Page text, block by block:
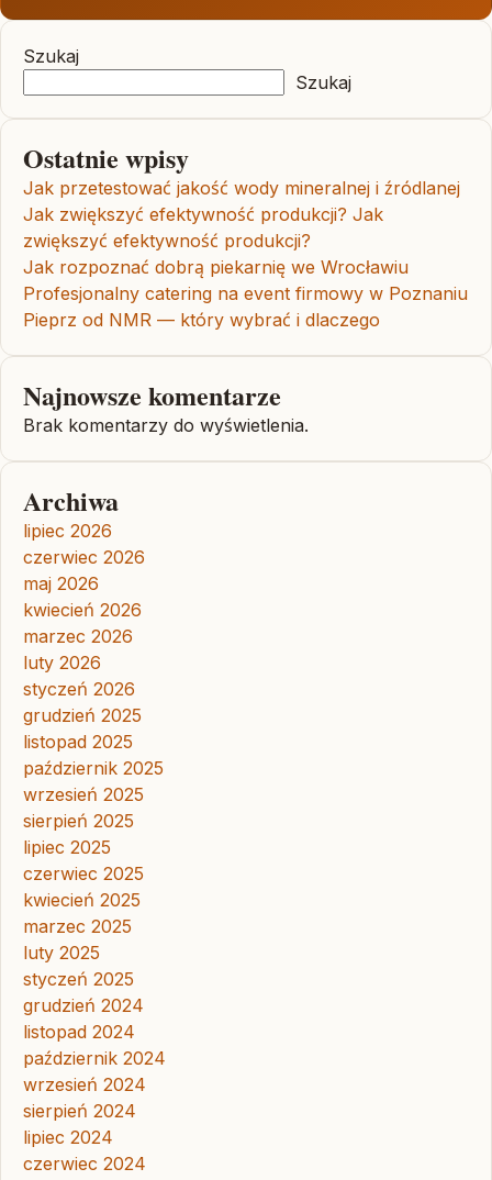
Szukaj
Szukaj
Ostatnie wpisy
Jak przetestować jakość wody mineralnej i źródlanej
Jak zwiększyć efektywność produkcji? Jak
zwiększyć efektywność produkcji?
Jak rozpoznać dobrą piekarnię we Wrocławiu
Profesjonalny catering na event firmowy w Poznaniu
Pieprz od NMR — który wybrać i dlaczego
Najnowsze komentarze
Brak komentarzy do wyświetlenia.
Archiwa
lipiec 2026
czerwiec 2026
maj 2026
kwiecień 2026
marzec 2026
luty 2026
styczeń 2026
grudzień 2025
listopad 2025
październik 2025
wrzesień 2025
sierpień 2025
lipiec 2025
czerwiec 2025
kwiecień 2025
marzec 2025
luty 2025
styczeń 2025
grudzień 2024
listopad 2024
październik 2024
wrzesień 2024
sierpień 2024
lipiec 2024
czerwiec 2024